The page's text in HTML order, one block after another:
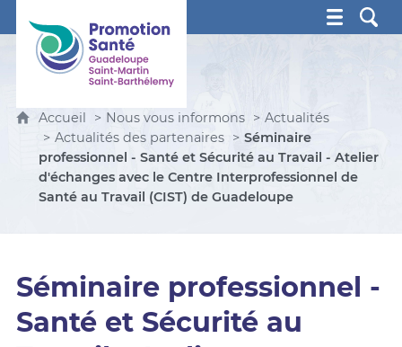
Promotion Santé Guadeloupe, Saint-Martin, Saint
Accueil Nous vous informons
Actualités
Actualités des partenaires
Séminaire
professionnel - Santé et Sécurité au Travail - Atelier
d'échanges avec le Centre Interprofessionnel de
Santé au Travail (CIST) de Guadeloupe
Séminaire professionnel -
Santé et Sécurité au